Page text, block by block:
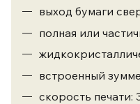
выход бумаги
полная или
встроенный
скорость печати: